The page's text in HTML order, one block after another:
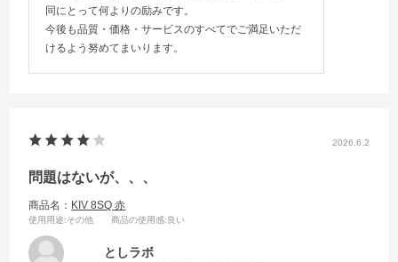
同にとって何よりの励みです。
今後も品質・価格・サービスのすべてでご満足いただ
けるよう努めてまいります。
2026.6.2
問題はないが、、、
商品名： KIV 8SQ 赤
使用用途:その他 商品の使用感:良い
としラボ